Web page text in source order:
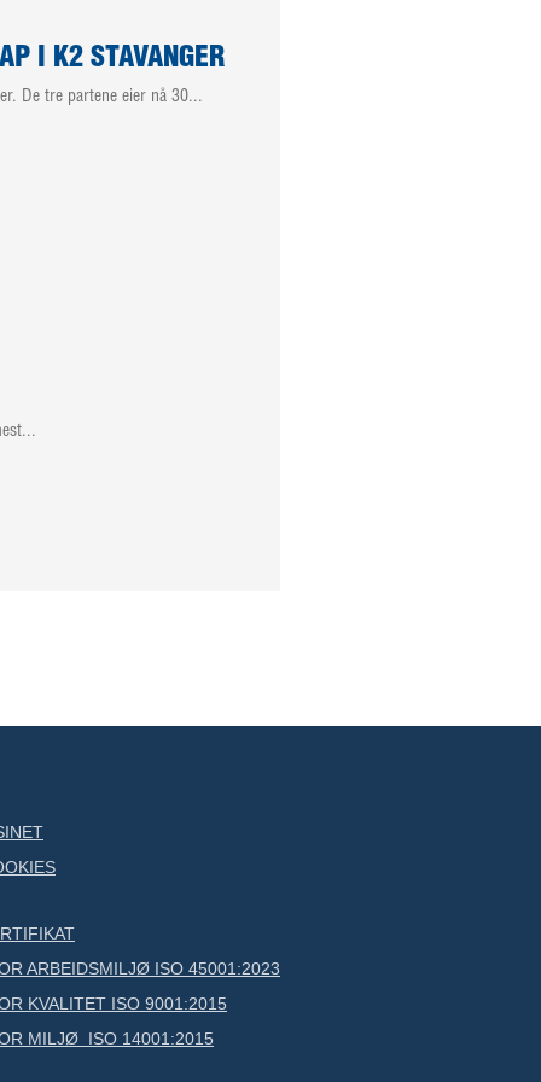
I K2 STAVANGER
De tre partene eier nå 30...
ARBEIDSMILJØ ISO 45001:2023
KVALITET ISO 9001:2015
MILJØ ISO 14001:2015